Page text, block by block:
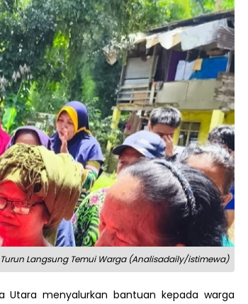
Langsung Temui Warga (Analisadaily/istimewa)
Utara menyalurkan bantuan kepada warga